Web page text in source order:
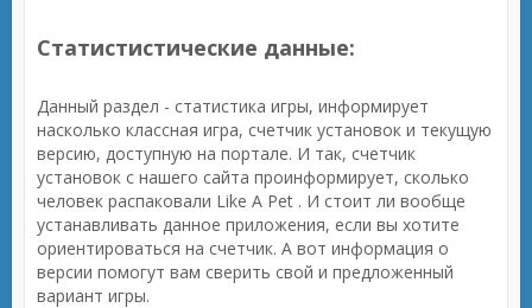
Статистистические данные:
Данный раздел - статистика игры, информирует
насколько классная игра, счетчик установок и текущую
версию, доступную на портале. И так, счетчик
установок с нашего сайта проинформирует, сколько
человек распаковали Like A Pet . И стоит ли вообще
устанавливать данное приложения, если вы хотите
ориентироваться на счетчик. А вот информация о
версии помогут вам сверить свой и предложенный
вариант игры.